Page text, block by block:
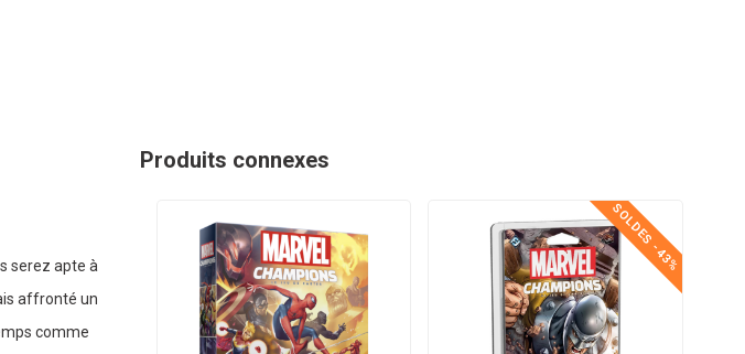
serez apte à
affronté un
comme
Produits connexes
SOLDES -43%